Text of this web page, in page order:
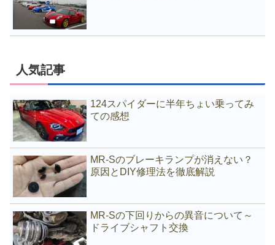
人気記事
124スパイダーに半年ちょい乗ってみ
ての感想
MR-Sのブレーキランプが消えない？
原因とDIY修理法を徹底解説
MR-Sの下回りからの異音について～
ドライブシャフト交換